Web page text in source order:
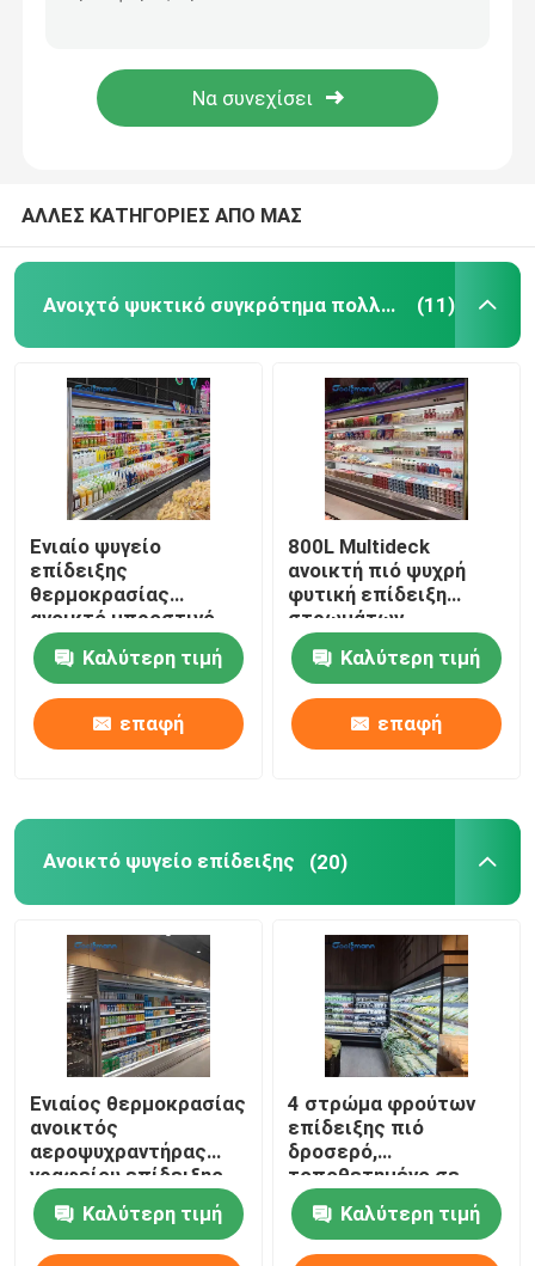
Ψυκτήρας νησιών υπεραγορών
Δοχείο ψύξης επίδειξης τροφίμων
Ψυκτήρας κρύων δωματίων
δοχείο ψύξης πορτών γυαλιού
Δοχείο ψύξης επίδειξης κέικ
Καταψύκτης Επίδειξης Παγωτού
Δοχείο ψύξης Backbar
ΑΛΛΕΣ ΚΑΤΗΓΟΡΙΕΣ ΑΠΟ ΜΑΣ
Ανοιχτό ψυκτικό συγκρότημα πολλαπλών καταστρωμάτων (11)
Ενιαίο ψυγείο
επίδειξης
θερμοκρασίας
ανοικτό μπροστινό,
κάθετο ψυγείο
περίπτωσης
επίδειξης
Καλύτερη τιμή
επαφή
800L Multideck
ανοικτή πιό ψυχρή
φυτική επίδειξη
στρωμάτων
υπεραγορών
διευθετήσιμη
Καλύτερη τιμή
επαφή
Ανοικτό ψυγείο επίδειξης (20)
Ενιαίος θερμοκρασίας
ανοικτός
αεροψυχραντήρας
γραφείου επίδειξης
πιό ψυχρός κάθετος
Καλύτερη τιμή
4 στρώμα φρούτων
επίδειξης πιό
δροσερό,
τοποθετημένο σε
στρώματα αέρα
ψυγείο επίδειξης
κουρτινών φυτικό
Καλύτερη τιμή